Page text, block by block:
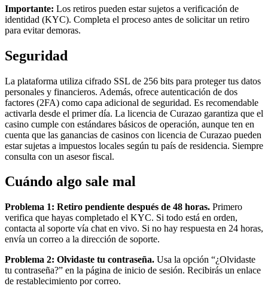
Importante: Los retiros pueden estar sujetos a verificación de
identidad (KYC). Completa el proceso antes de solicitar un retiro
para evitar demoras.
Seguridad
La plataforma utiliza cifrado SSL de 256 bits para proteger tus datos
personales y financieros. Además, ofrece autenticación de dos
factores (2FA) como capa adicional de seguridad. Es recomendable
activarla desde el primer día. La licencia de Curazao garantiza que el
casino cumple con estándares básicos de operación, aunque ten en
cuenta que las ganancias de casinos con licencia de Curazao pueden
estar sujetas a impuestos locales según tu país de residencia. Siempre
consulta con un asesor fiscal.
Cuándo algo sale mal
Problema 1: Retiro pendiente después de 48 horas. Primero
verifica que hayas completado el KYC. Si todo está en orden,
contacta al soporte vía chat en vivo. Si no hay respuesta en 24 horas,
envía un correo a la dirección de soporte.
Problema 2: Olvidaste tu contraseña. Usa la opción “¿Olvidaste
tu contraseña?” en la página de inicio de sesión. Recibirás un enlace
de restablecimiento por correo.